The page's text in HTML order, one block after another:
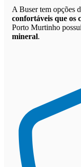
A Buser tem opções
confortáveis que os
Porto Murtinho possui
mineral.